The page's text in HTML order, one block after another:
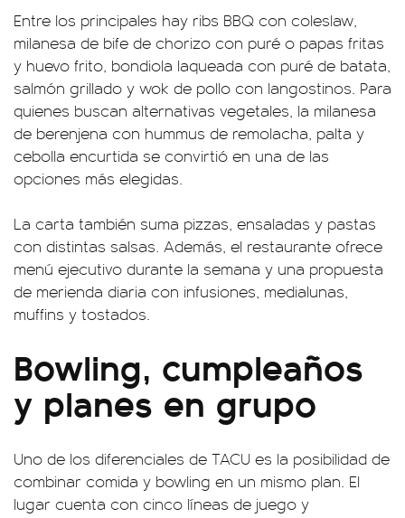
Entre los principales hay ribs BBQ con coleslaw,
milanesa de bife de chorizo con puré o papas fritas
y huevo frito, bondiola laqueada con puré de batata,
salmón grillado y wok de pollo con langostinos. Para
quienes buscan alternativas vegetales, la milanesa
de berenjena con hummus de remolacha, palta y
cebolla encurtida se convirtió en una de las
opciones más elegidas.
La carta también suma pizzas, ensaladas y pastas
con distintas salsas. Además, el restaurante ofrece
menú ejecutivo durante la semana y una propuesta
de merienda diaria con infusiones, medialunas,
muffins y tostados.
Bowling, cumpleaños
y planes en grupo
Uno de los diferenciales de TACU es la posibilidad de
combinar comida y bowling en un mismo plan. El
lugar cuenta con cinco líneas de juego y